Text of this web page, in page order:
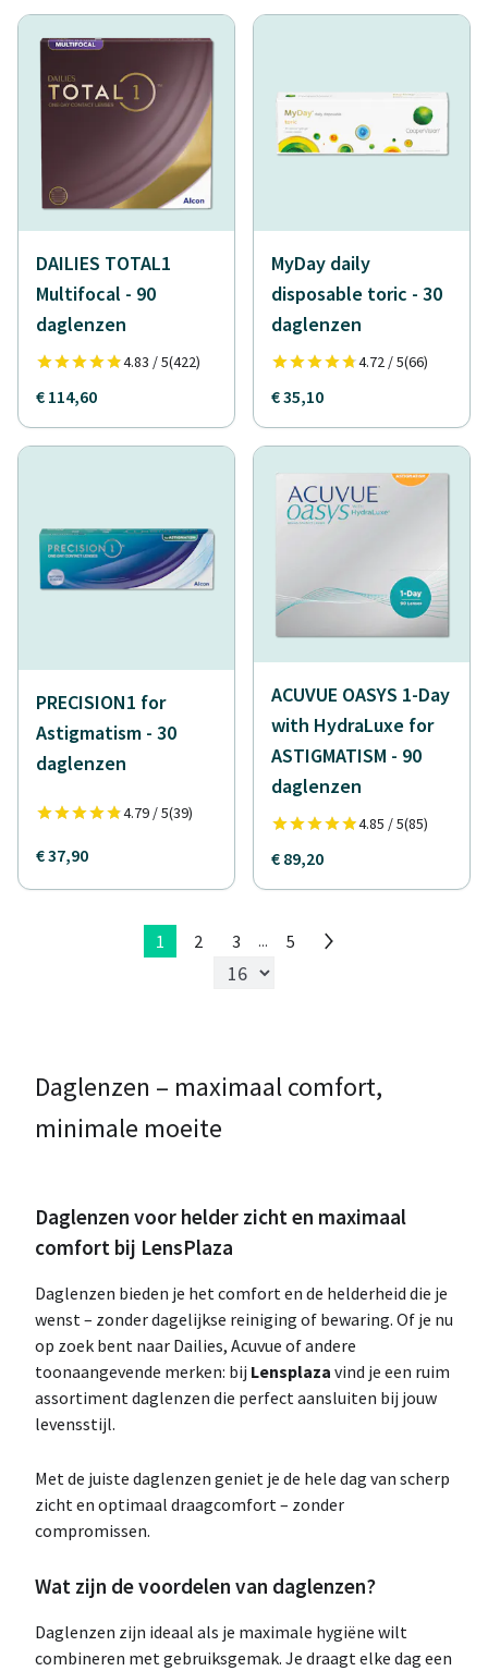
DAILIES TOTAL1
Multifocal - 90
daglenzen
4.83 / 5(422)
€ 114,60
MyDay daily
disposable toric - 30
daglenzen
4.72 / 5(66)
€ 35,10
PRECISION1 for
Astigmatism - 30
daglenzen
4.79 / 5(39)
€ 37,90
ACUVUE OASYS 1-Day
with HydraLuxe for
ASTIGMATISM - 90
daglenzen
4.85 / 5(85)
€ 89,20
1 2 3 ... 5
Daglenzen – maximaal comfort,
minimale moeite
Daglenzen voor helder zicht en maximaal
comfort bij LensPlaza
Daglenzen bieden je het comfort en de helderheid die je
wenst – zonder dagelijkse reiniging of bewaring. Of je nu
op zoek bent naar Dailies, Acuvue of andere
toonaangevende merken: bij Lensplaza vind je een ruim
assortiment daglenzen die perfect aansluiten bij jouw
levensstijl.
Met de juiste daglenzen geniet je de hele dag van scherp
zicht en optimaal draagcomfort – zonder
compromissen.
Wat zijn de voordelen van daglenzen?
Daglenzen zijn ideaal als je maximale hygiëne wilt
combineren met gebruiksgemak. Je draagt elke dag een